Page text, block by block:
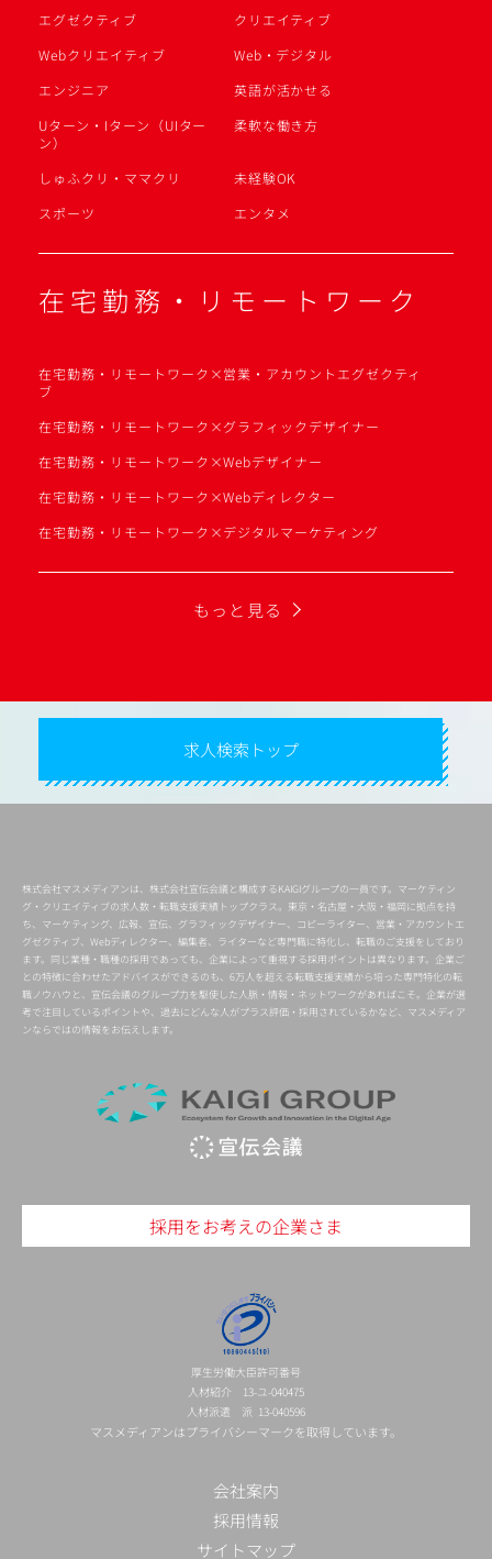
エグゼクティブ
クリエイティブ
Webクリエイティブ
Web・デジタル
エンジニア
英語が活かせる
Uターン・Iターン（UIター
ン）
柔軟な働き方
しゅふクリ・ママクリ
未経験OK
スポーツ
エンタメ
在宅勤務・リモートワーク
在宅勤務・リモートワーク×営業・アカウントエグゼクティ
ブ
在宅勤務・リモートワーク×グラフィックデザイナー
在宅勤務・リモートワーク×Webデザイナー
在宅勤務・リモートワーク×Webディレクター
在宅勤務・リモートワーク×デジタルマーケティング
もっと見る
求人検索トップ
株式会社マスメディアンは、株式会社宣伝会議と構成するKAIGIグループの一員です。マーケティン
グ・クリエイティブの求人数・転職支援実績トップクラス。東京・名古屋・大阪・福岡に拠点を持
ち、マーケティング、広報、宣伝、グラフィックデザイナー、コピーライター、営業・アカウントエ
グゼクティブ、Webディレクター、編集者、ライターなど専門職に特化し、転職のご支援をしており
ます。同じ業種・職種の採用であっても、企業によって重視する採用ポイントは異なります。企業ご
との特徴に合わせたアドバイスができるのも、6万人を超える転職支援実績から培った専門特化の転
職ノウハウと、宣伝会議のグループ力を駆使した人脈・情報・ネットワークがあればこそ。企業が選
考で注目しているポイントや、過去にどんな人がプラス評価・採用されているかなど、マスメディア
ンならではの情報をお伝えします。
採用をお考えの企業さま
厚生労働大臣許可番号
人材紹介 13-ユ-040475
人材派遣 派 13-040596
マスメディアンはプライバシーマークを取得しています。
会社案内
採用情報
サイトマップ